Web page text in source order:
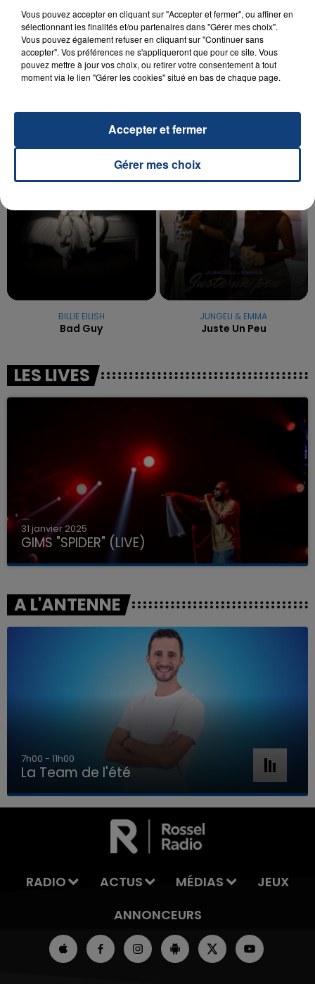
LA TEAM DE L'ÉTÉ
20 juillet 2026
UNE ADOLESCENTE DEVANT SE FAIRE
OPÉRER DE LA CHEVILLE RESSORT DE LA...
La famille a porté plainte contre la clinique qui a
TITRES DIFFUSÉS
BILLIE EILISH
Bad Guy
7h25
7h25
JUNGELI & EMMA
Juste Un Peu
LES LIVES
31 janvier 2025
GIMS "SPIDER" (LIVE)
A L'ANTENNE
7h00 - 11h00
La Team de l'été
RADIO ACTUS MÉDIAS
JEUX
ANNONCEURS
Vous pouvez accepter en cliquant sur "Accepter et fermer", ou affiner en
sélectionnant les finalités et/ou partenaires dans "Gérer mes choix".
Vous pouvez également refuser en cliquant sur "Continuer sans
accepter". Vos préférences ne s'appliqueront que pour ce site. Vous
pouvez mettre à jour vos choix, ou retirer votre consentement à tout
moment via le lien "Gérer les cookies" situé en bas de chaque page.
Gérer mes choix
Accepter et fermer